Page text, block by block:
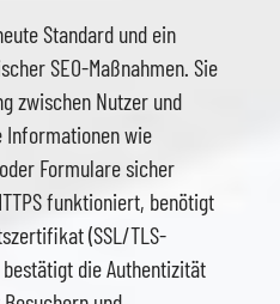
Standard und ein
SEO-Maßnahmen. Sie
zwischen Nutzer und
Informationen wie
Formulare sicher
funktioniert, benötigt
(SSL/TLS-
die Authentizität